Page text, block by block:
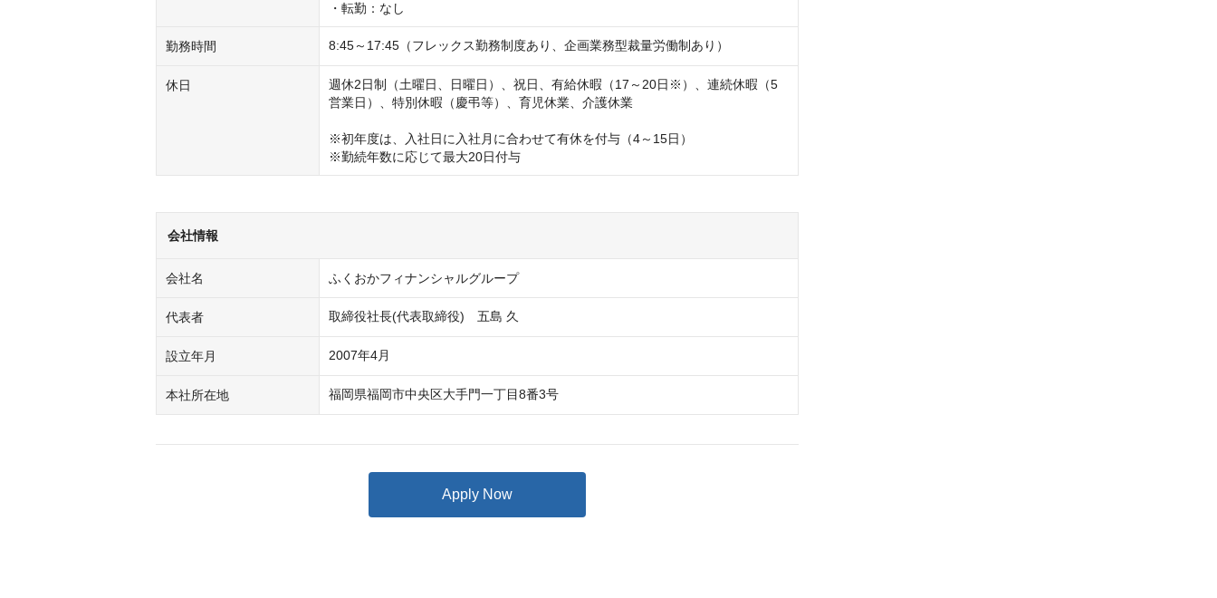
・転勤：なし
勤務時間 8:45～17:45（フレックス勤務制度あり、企画業務型裁量労働制あり）
休日
週休2日制（土曜日、日曜日）、祝日、有給休暇（17～20日※）、連続休暇（5
営業日）、特別休暇（慶弔等）、育児休業、介護休業
※初年度は、入社日に入社月に合わせて有休を付与（4～15日）
※勤続年数に応じて最大20日付与
会社情報
会社名 ふくおかフィナンシャルグループ
代表者 取締役社長(代表取締役)　五島 久
設立年月 2007年4月
本社所在地 福岡県福岡市中央区大手門一丁目8番3号
Apply Now